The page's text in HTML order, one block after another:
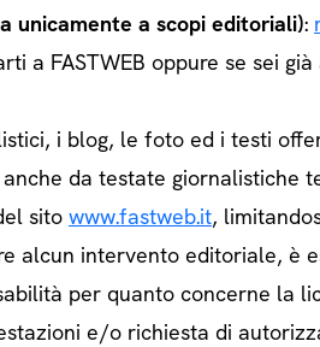
unicamente a scopi editoriali):
a FASTWEB oppure se sei
i blog, le foto ed i testi
da testate giornalistiche
sito www.fastweb.it,
alcun intervento editoriale, è
per quanto concerne la
e/o richiesta di